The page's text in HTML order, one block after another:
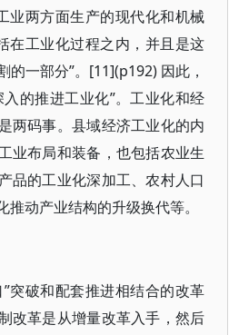
业两方面生产的现代化和机械
在工业化过程之内，并且是这
的一部分”。[11](p192) 因此，
的推进工业化”。工业化和经
两码事。县域经济工业化的内
业布局和装备，也包括农业生
品的工业化深加工、农村人口
动产业结构的升级换代等。
”突破和配套推进相结合的改革
改革是从增量改革入手，然后